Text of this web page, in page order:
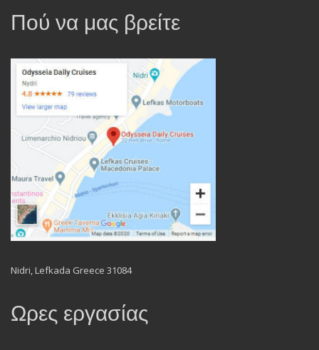
Πού να μας βρείτε
Nidri, Lefkada Greece 31084
Ωρες εργασίας